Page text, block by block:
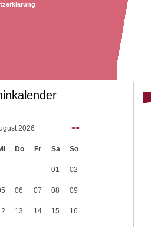
2026 >>
Do Fr Sa So
01 02
06 07 08 09
13 14 15 16